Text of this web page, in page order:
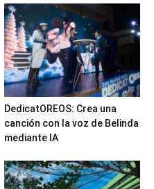
DedicatOREOS: Crea una
canción con la voz de Belinda
mediante IA